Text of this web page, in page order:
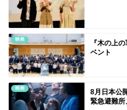
映画
『木の上
ベント
映画
8月日本公
緊急避難所